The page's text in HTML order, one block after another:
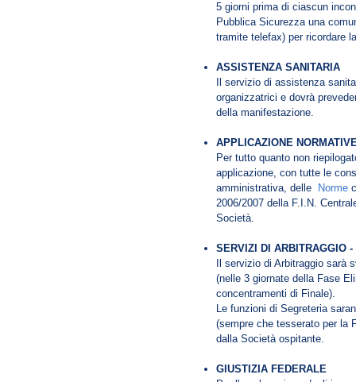
5 giorni prima di ciascun
Pubblica Sicurezza una
tramite telefax) per ricordare
ASSISTENZA SANITARIA
Il servizio di assistenza
organizzatrici e dovrà
della manifestazione.
APPLICAZIONE
Per tutto quanto non
applicazione, con tutte le
amministrativa, delle
Norme
2006/2007 della F.I.N.
Società.
SERVIZI DI ARBITRAGGIO -
Il servizio di Arbitraggio sarà
(nelle 3 giornate della Fase
concentramenti di Finale).
Le funzioni di Segreteria
(sempre che tesserato per la
dalla Società ospitante.
GIUSTIZIA FEDERALE